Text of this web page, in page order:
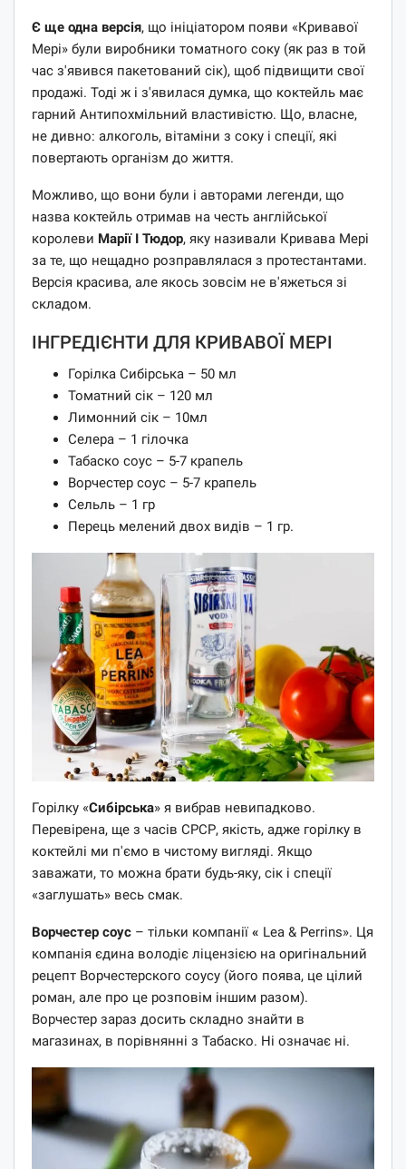
Є ще одна версія, що ініціатором появи «Кривавої
Мері» були виробники томатного соку (як раз в той
час з'явився пакетований сік), щоб підвищити свої
продажі. Тоді ж і з'явилася думка, що коктейль має
гарний Антипохмільний властивістю. Що, власне,
не дивно: алкоголь, вітаміни з соку і спеції, які
повертають організм до життя.
Можливо, що вони були і авторами легенди, що
назва коктейль отримав на честь англійської
королеви Марії I Тюдор, яку називали Кривава Мері
за те, що нещадно розправлялася з протестантами.
Версія красива, але якось зовсім не в'яжеться зі
складом.
ІНГРЕДІЄНТИ ДЛЯ КРИВАВОЇ МЕРІ
Горілка Сибірська – 50 мл
Томатний сік – 120 мл
Лимонний сік – 10мл
Селера – 1 гілочка
Табаско соус – 5-7 крапель
Ворчестер соус – 5-7 крапель
Сельль – 1 гр
Перець мелений двох видів – 1 гр.
Горілку «Сибірська» я вибрав невипадково.
Перевірена, ще з часів СРСР, якість, адже горілку в
коктейлі ми п'ємо в чистому вигляді. Якщо
заважати, то можна брати будь-яку, сік і спеції
«заглушать» весь смак.
Ворчестер соус – тільки компанії « Lea & Perrins». Ця
компанія єдина володіє ліцензією на оригінальний
рецепт Ворчестерского соусу (його поява, це цілий
роман, але про це розповім іншим разом).
Ворчестер зараз досить складно знайти в
магазинах, в порівнянні з Табаско. Ні означає ні.